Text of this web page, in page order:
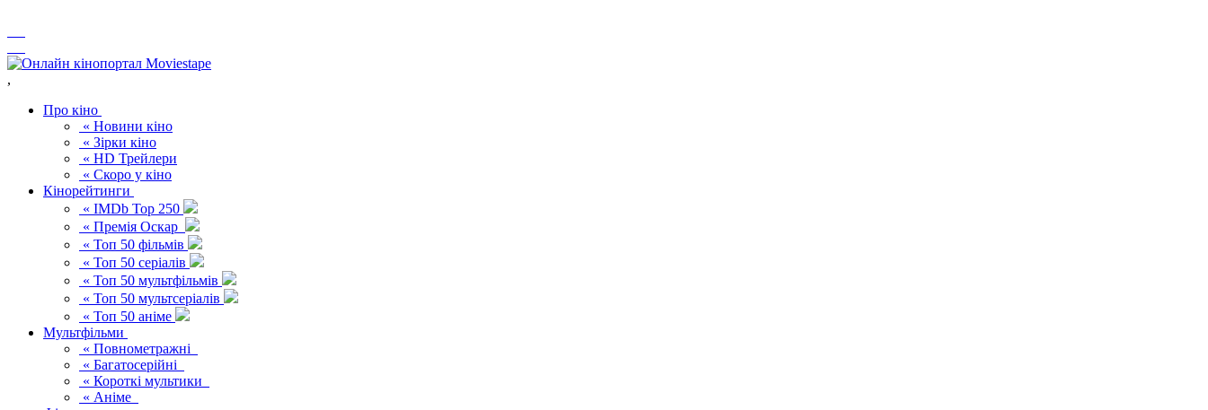
,
Про кіно
« Новини кіно
« Зірки кіно
« HD Трейлери
« Скоро у кіно
Кінорейтинги
« IMDb Top 250
« Премія Оскар
« Топ 50 фільмів
« Топ 50 серіалів
« Топ 50 мультфільмів
« Топ 50 мультсеріалів
« Топ 50 аніме
Мультфільми
« Повнометражні
« Багатосерійні
« Короткі мультики
« Аніме